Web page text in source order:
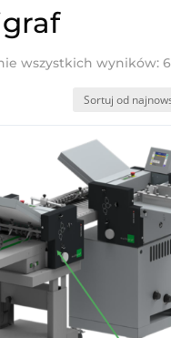
wszystkich wyników: 6